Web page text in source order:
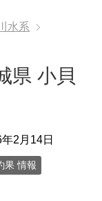
水系
県 小貝
2月14日
果 情報